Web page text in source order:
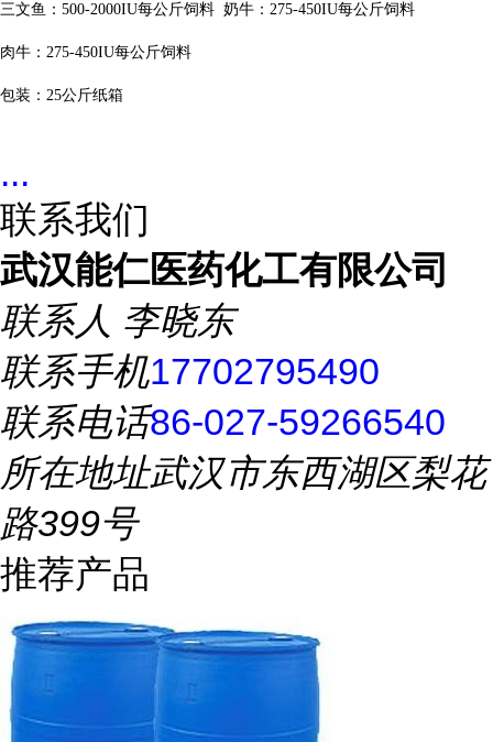
三文鱼： 500-2000IU每公斤饲料 奶牛：275-450IU每公斤饲料
肉牛： 275-450IU每公斤饲料
包装： 25公斤纸箱
...
联系我们
武汉能仁医药化工有限公司
联系人 李晓东
联系手机17702795490
联系电话86-027-59266540
所在地址武汉市东西湖区梨花
路399号
推荐产品